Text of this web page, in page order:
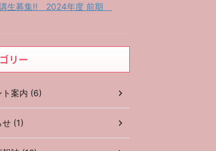
生募集!! 2024年度 前期
リー
ト案内 (6)
せ (1)